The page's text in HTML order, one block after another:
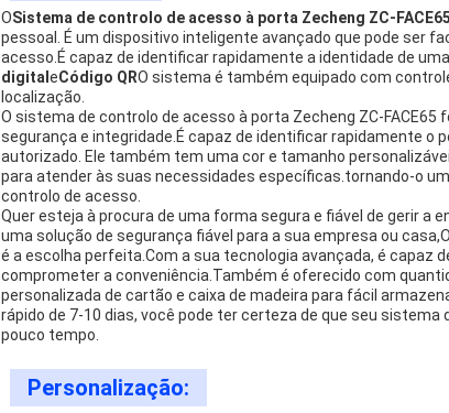
OSistema de controlo de acesso à porta Zecheng ZC-FACE65
pessoal. É um dispositivo inteligente avançado que pode ser
acesso.É capaz de identificar rapidamente a identidade de
digital eCódigo QRO sistema é também equipado com
localização.
O sistema de controlo de acesso à porta Zecheng ZC-
segurança e integridade.É capaz de identificar rapidamente o
autorizado. Ele também tem uma cor e tamanho
para atender às suas necessidades específicas.tornando-o
controlo de acesso.
Quer esteja à procura de uma forma segura e fiável de gerir a
uma solução de segurança fiável para a sua empresa ou
é a escolha perfeita.Com a sua tecnologia avançada, é capaz
comprometer a conveniência.Também é oferecido com
personalizada de cartão e caixa de madeira para fácil
rápido de 7-10 dias, você pode ter certeza de que seu
pouco tempo.
Personalização: